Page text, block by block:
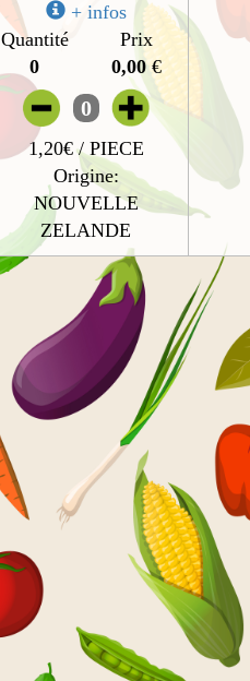
+ infos
Quantité
0
Prix
0,00 €
0
1,20€ / PIECE
Origine:
NOUVELLE
ZELANDE